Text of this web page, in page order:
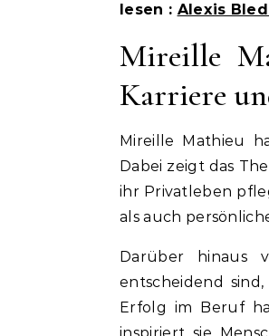
lesen : Alexis
Mireille
Karriere
Mireille Mathieu
Dabei zeigt das
ihr Privatleben
als auch
Darüber hinaus
entscheidend
Erfolg im Beruf